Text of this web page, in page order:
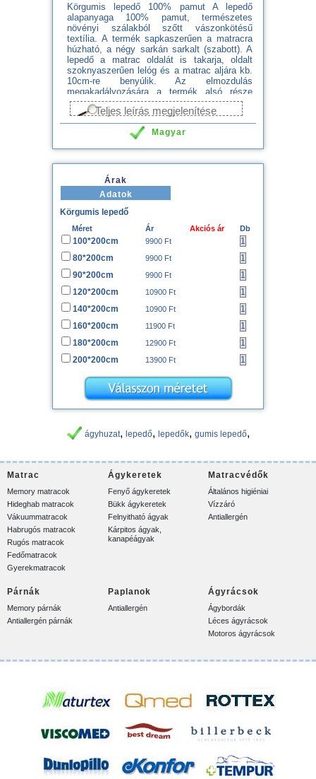
Körgumis lepedő 100% pamut A lepedő
alapanyaga 100% pamut, természetes
növényi szálakból szőtt vászonkötésű
textília. A termék sapkaszerűen a matracra
húzható, a négy sarkán sarkalt (szabott). A
lepedő a matrac oldalát is takarja, oldalt
szoknyaszerűen lelóg és a matrac aljára kb.
10cm-re benyúlik. Az elmozdulás
megakadályozására a termék alsó része
körgumival van ellátva. Jó minőségű és
strapabíró.Teljes leírás megjelenítése
Magyar
Árak
Adatok
Körgumis lepedő
Méret Ár Akciós ár Db
100*200cm 9900 Ft
80*200cm 9900 Ft
90*200cm 9900 Ft
120*200cm 10900 Ft
140*200cm 10900 Ft
160*200cm 11900 Ft
180*200cm 12900 Ft
200*200cm 13900 Ft
ágyhuzat, lepedő, lepedők, gumis lepedő,
Matrac
Memory matracok
Hideghab matracok
Vákuummatracok
Habrugós matracok
Rugós matracok
Fedőmatracok
Gyerekmatracok
Ágykeretek
Fenyő ágykeretek
Bükk ágykeretek
Felnyitható ágyak
Kárpitos ágyak,
kanapéágyak
Matracvédők
Általános higiéniai
Vízzáró
Antiallergén
Párnák
Memory párnák
Antiallergén párnák
Paplanok
Antiallergén
Ágyrácsok
Ágybordák
Léces ágyrácsok
Motoros ágyrácsok